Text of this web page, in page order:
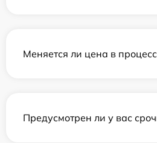
Меняется ли цена в
Предусмотрен ли у вас